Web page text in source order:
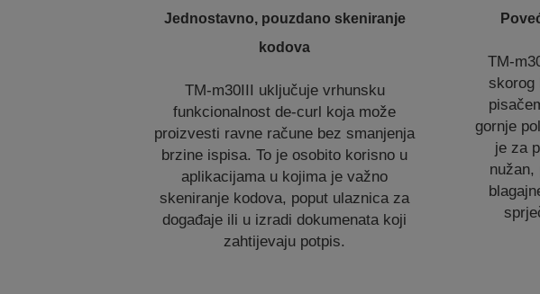
Jednostavno, pouzdano skeniranje
kodova
TM-m30III uključuje vrhunsku
funkcionalnost de-curl koja može
proizvesti ravne račune bez smanjenja
brzine ispisa. To je osobito korisno u
aplikacijama u kojima je važno
skeniranje kodova, poput ulaznica za
događaje ili u izradi dokumenata koji
zahtijevaju potpis.
TM-
skorog
gornje
je za
nužan,